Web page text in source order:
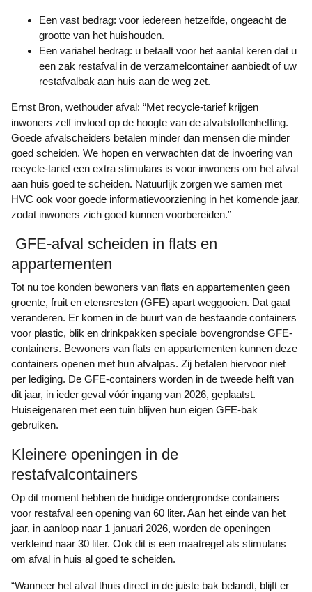
Een vast bedrag: voor iedereen hetzelfde, ongeacht de
grootte van het huishouden.
Een variabel bedrag: u betaalt voor het aantal keren dat u
een zak restafval in de verzamelcontainer aanbiedt of uw
restafvalbak aan huis aan de weg zet.
Ernst Bron, wethouder afval: “Met recycle-tarief krijgen
inwoners zelf invloed op de hoogte van de afvalstoffenheffing.
Goede afvalscheiders betalen minder dan mensen die minder
goed scheiden. We hopen en verwachten dat de invoering van
recycle-tarief een extra stimulans is voor inwoners om het afval
aan huis goed te scheiden. Natuurlijk zorgen we samen met
HVC ook voor goede informatievoorziening in het komende jaar,
zodat inwoners zich goed kunnen voorbereiden.”
GFE-afval scheiden in flats en
appartementen
Tot nu toe konden bewoners van flats en appartementen geen
groente, fruit en etensresten (GFE) apart weggooien. Dat gaat
veranderen. Er komen in de buurt van de bestaande containers
voor plastic, blik en drinkpakken speciale bovengrondse GFE-
containers. Bewoners van flats en appartementen kunnen deze
containers openen met hun afvalpas. Zij betalen hiervoor niet
per lediging. De GFE-containers worden in de tweede helft van
dit jaar, in ieder geval vóór ingang van 2026, geplaatst.
Huiseigenaren met een tuin blijven hun eigen GFE-bak
gebruiken.
Kleinere openingen in de
restafvalcontainers
Op dit moment hebben de huidige ondergrondse containers
voor restafval een opening van 60 liter. Aan het einde van het
jaar, in aanloop naar 1 januari 2026, worden de openingen
verkleind naar 30 liter. Ook dit is een maatregel als stimulans
om afval in huis al goed te scheiden.
“Wanneer het afval thuis direct in de juiste bak belandt, blijft er